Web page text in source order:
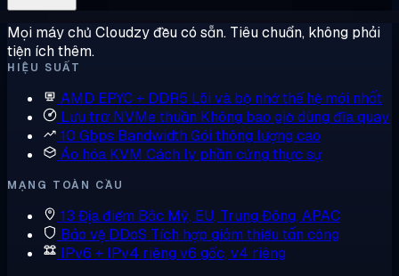
Mọi máy chủ Cloudzy đều có sẵn. Tiêu chuẩn, không phải
tiện ích thêm.
HIỆU SUẤT
AMD EPYC + DDR5 Lõi và bộ nhớ thế hệ mới nhất
Lưu trữ NVMe thuần Không bao giờ dùng đĩa quay
10 Gbps Bandwidth Gói thông lượng cao
Ảo hóa KVM Cách ly phần cứng thực sự
MẠNG TOÀN CẦU
13 Địa điểm Bắc Mỹ, EU, Trung Đông, APAC
Bảo vệ DDoS Tích hợp giảm thiểu tấn công
IPv6 + IPv4 riêng v6 gốc, v4 riêng